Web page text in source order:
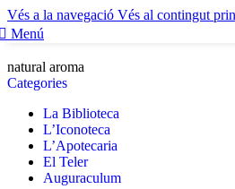
Vés a la navegació Vés al contingut
Menú
natural aroma
Categories
La Biblioteca
L’Iconoteca
L’Apotecaria
El Teler
Auguraculum